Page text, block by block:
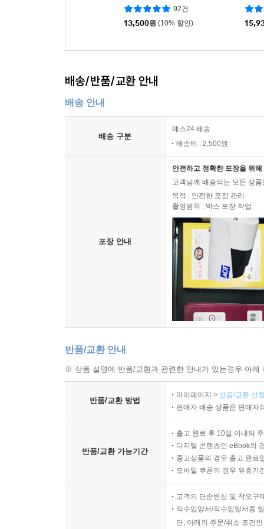
92건
13,500원 (10% 할인)
배송/반품/교환 안내
배송 안내
배송 구분
예스24 배송
배송비 : 2,500원
포장 안내
안전하고 정확한 포장을 위
고객님께 배송되는 모든 상
목적 : 안전한 포장 관리
촬영범위 : 박스 포장 작업
반품/교환 안내
※ 상품 설명에 반품/교환과 관련한 안내가 있는경우 아
반품/교환 방법
마이페이지 > 반품/교환 신
판매자 배송 상품은 판매자
반품/교환 가능기간
출고 완료 후 10일 이내의
디지털 콘텐츠인 eBook의
중고상품의 경우 출고 완료
모바일 쿠폰의 경우 유효기
고객의 단순변심 및 착오구
직수입양서/직수입일서중
단, 아래의 주문/취소 조건